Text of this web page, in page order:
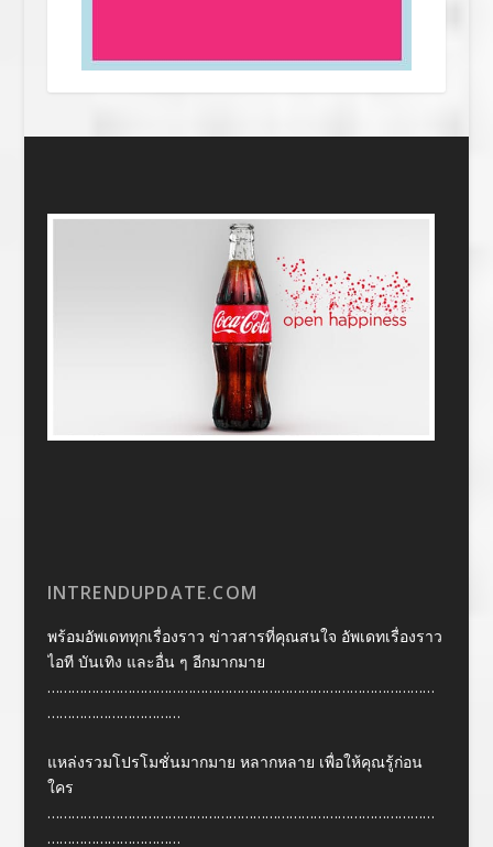
INTRENDUPDATE.COM
พร้อมอัพเดททุกเรื่องราว ข่าวสารที่คุณสนใจ อัพเดทเรื่องราว
ไอที บันเทิง และอื่น ๆ อีกมากมาย
……………………………………………………………………………………
……………………………
แหล่งรวมโปรโมชั่นมากมาย หลากหลาย เพื่อให้คุณรู้ก่อน
ใคร
……………………………………………………………………………………
……………………………